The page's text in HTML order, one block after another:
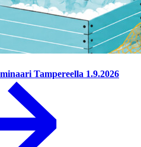
Tampereella 1.9.2026